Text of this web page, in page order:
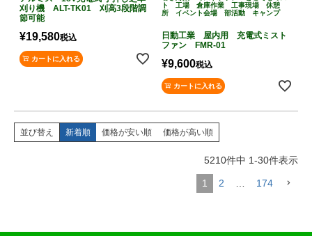
刈り機 ALT-TK01 刈高3段階調
節可能
¥19,580税込
カートに入れる
ト 工場 倉庫作業 工事現場 休憩
所 イベント会場 部活動 キャンプ
日動工業 屋内用 充電式ミスト
ファン FMR-01
¥9,600税込
カートに入れる
並び替え 新着順 価格が安い順 価格が高い順
5210件中 1-30件表示
1 2 174